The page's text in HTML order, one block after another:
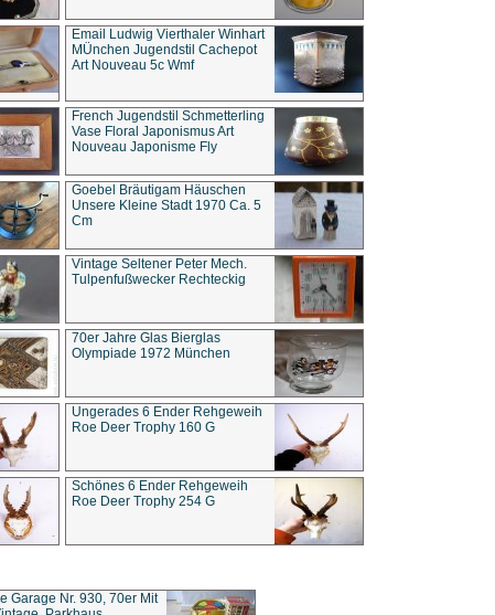
Email Ludwig Vierthaler Winhart
MÜnchen Jugendstil Cachepot
Art Nouveau 5c Wmf
French Jugendstil Schmetterling
Vase Floral Japonismus Art
Nouveau Japonisme Fly
Goebel Bräutigam Häuschen
Unsere Kleine Stadt 1970 Ca. 5
Cm
Vintage Seltener Peter Mech.
Tulpenfußwecker Rechteckig
70er Jahre Glas Bierglas
Olympiade 1972 München
Ungerades 6 Ender Rehgeweih
Roe Deer Trophy 160 G
Schönes 6 Ender Rehgeweih
Roe Deer Trophy 254 G
Garage Nr. 930, 70er Mit